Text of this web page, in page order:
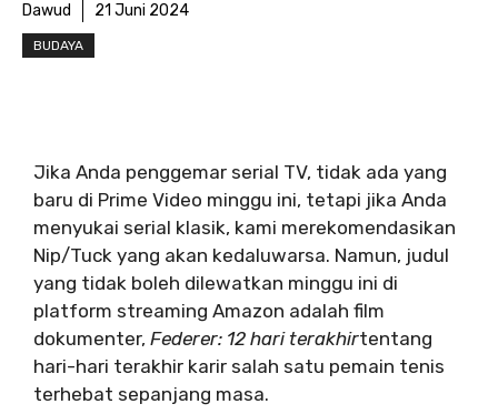
Dawud 21 Juni 2024
BUDAYA
Jika Anda penggemar serial TV, tidak ada yang
baru di Prime Video minggu ini, tetapi jika Anda
menyukai serial klasik, kami merekomendasikan
Nip/Tuck yang akan kedaluwarsa. Namun, judul
yang tidak boleh dilewatkan minggu ini di
platform streaming Amazon adalah film
dokumenter, Federer: 12 hari terakhirtentang
hari-hari terakhir karir salah satu pemain tenis
terhebat sepanjang masa.